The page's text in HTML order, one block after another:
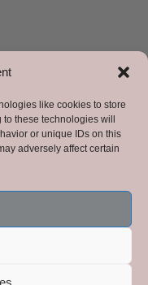
like cookies to store
these technologies will
or unique IDs on this
adversely affect certain